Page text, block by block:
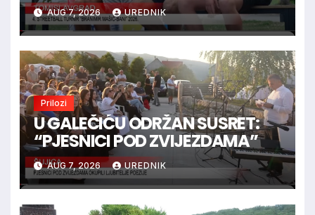
AUG 7, 2026 UREDNIK
Prilozi
U GALEČIĆU ODRŽAN SUSRET:
“PJESNICI POD ZVIJEZDAMA”
AUG 7, 2026 UREDNIK